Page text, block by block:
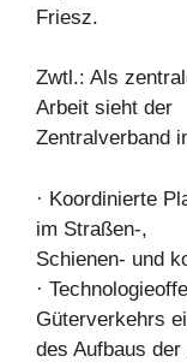
Friesz.
Zwtl.: Als
Arbeit sieht der
Zentralverband
· Koordinierte
im Straßen-,
Schienen- und
·
Güterverkehrs
des Aufbaus